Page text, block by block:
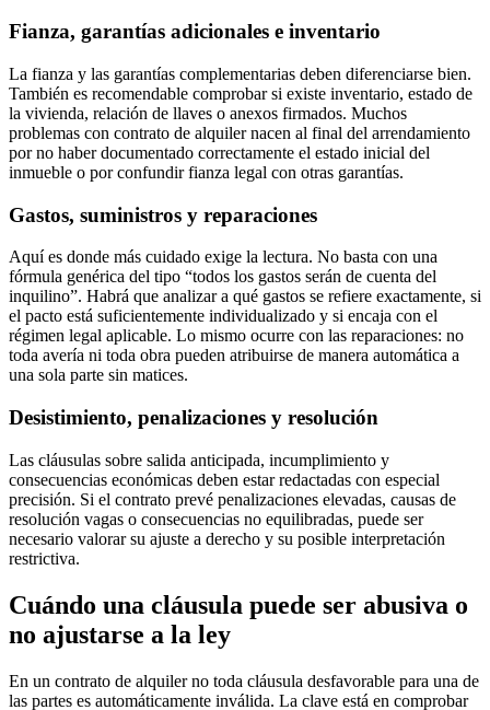
Fianza, garantías adicionales e inventario
La fianza y las garantías complementarias deben diferenciarse bien.
También es recomendable comprobar si existe inventario, estado de
la vivienda, relación de llaves o anexos firmados. Muchos
problemas con contrato de alquiler nacen al final del arrendamiento
por no haber documentado correctamente el estado inicial del
inmueble o por confundir fianza legal con otras garantías.
Gastos, suministros y reparaciones
Aquí es donde más cuidado exige la lectura. No basta con una
fórmula genérica del tipo “todos los gastos serán de cuenta del
inquilino”. Habrá que analizar a qué gastos se refiere exactamente, si
el pacto está suficientemente individualizado y si encaja con el
régimen legal aplicable. Lo mismo ocurre con las reparaciones: no
toda avería ni toda obra pueden atribuirse de manera automática a
una sola parte sin matices.
Desistimiento, penalizaciones y resolución
Las cláusulas sobre salida anticipada, incumplimiento y
consecuencias económicas deben estar redactadas con especial
precisión. Si el contrato prevé penalizaciones elevadas, causas de
resolución vagas o consecuencias no equilibradas, puede ser
necesario valorar su ajuste a derecho y su posible interpretación
restrictiva.
Cuándo una cláusula puede ser abusiva o
no ajustarse a la ley
En un contrato de alquiler no toda cláusula desfavorable para una de
las partes es automáticamente inválida. La clave está en comprobar